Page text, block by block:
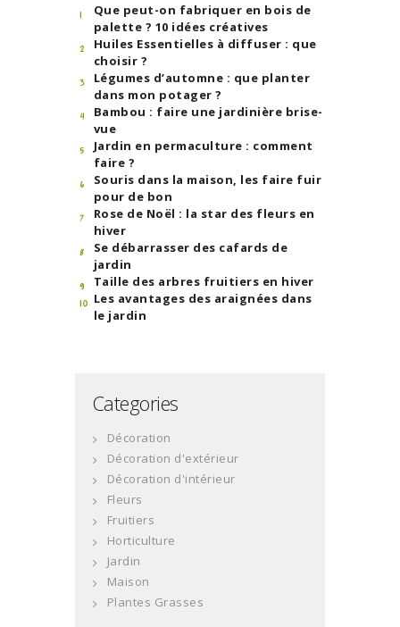
Que peut-on fabriquer en bois de
palette ? 10 idées créatives
Huiles Essentielles à diffuser : que
choisir ?
Légumes d’automne : que planter
dans mon potager ?
Bambou : faire une jardinière brise-
vue
Jardin en permaculture : comment
faire ?
Souris dans la maison, les faire fuir
pour de bon
Rose de Noël : la star des fleurs en
hiver
Se débarrasser des cafards de
jardin
Taille des arbres fruitiers en hiver
Les avantages des araignées dans
le jardin
Categories
Décoration
Décoration d'extérieur
Décoration d'intérieur
Fleurs
Fruitiers
Horticulture
Jardin
Maison
Plantes Grasses